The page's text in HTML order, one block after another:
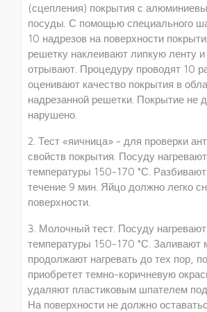
(сцепления) покрытия с
посуды. С помощью специального
10 надрезов на поверхности
решетку наклеивают липкую ленту и
отрывают. Процедуру проводят 10
оцени­вают качество покрытия в
надрезанной решетки. Покрытие не
нарушено.
2. Тест «яичница» - для проверки
свойств покрытия. Посуду
температуры 150-170 °С.
течение 9 мин. Яйцо должно легко
поверхности.
3. Молочный тест. Посуду
температуры 150-170 °С. Заливают
продолжают нагревать до тех пор,
приобретет темно-коричневую
удаляют пластиковым шпателем
На поверхности не должно